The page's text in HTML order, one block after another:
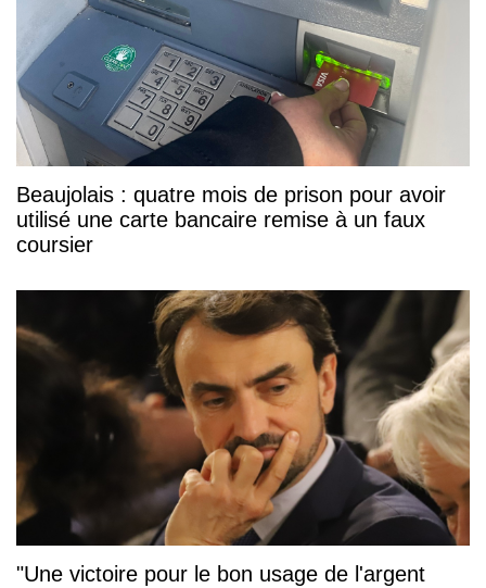
Beaujolais : quatre mois de prison pour avoir
utilisé une carte bancaire remise à un faux
coursier
"Une victoire pour le bon usage de l'argent